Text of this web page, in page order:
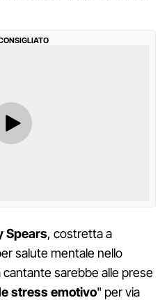
Spears, costretta a
salute mentale nello
sarebbe alle prese
stress emotivo" per via